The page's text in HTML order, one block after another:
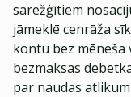
sarežģītiem
jāmeklē cenrāža
kontu bez mēneša
bezmaksas
par naudas